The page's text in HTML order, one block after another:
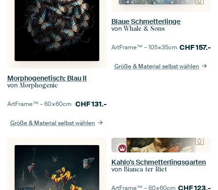
Morphogenetisch: Blau II
von Morphogenic
ArtFrame™ –60×60cm CHF131.-
Größe & Material selbst wählen
Blaue Schmetterlinge
von Whale & Sons
ArtFrame™ –105×35cm CHF157.-
Größe & Material selbst wählen
Kahlo's Schmetterlingsgarten
von Bianca ter Riet
ArtFrame™ –60×60cm CHF123.-